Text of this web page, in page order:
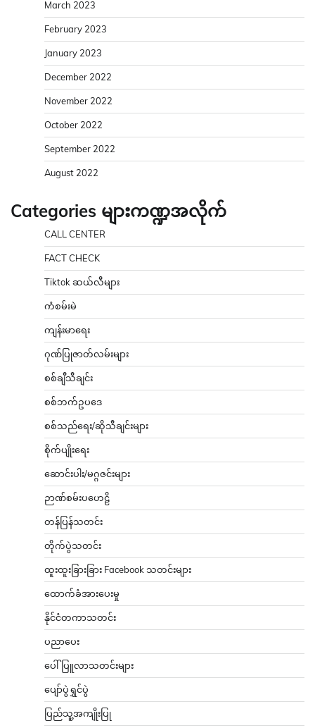
March 2023
February 2023
January 2023
December 2022
November 2022
October 2022
September 2022
August 2022
Categories များကဏ္ဍအလိုက်
CALL CENTER
FACT CHECK
Tiktok ဆယ်လီများ
ကံစမ်းမဲ
ကျန်းမာရေး
ဂုဏ်ပြုဇာတ်လမ်းများ
စစ်ချီသီချင်း
စစ်ဘက်ဥပဒေ
စစ်သည်ရေး/ဆိုသီချင်းများ
စိုက်ပျိုးရေး
ဆောင်းပါး/မဂ္ဂဇင်းများ
ဉာဏ်စမ်းပဟေဠိ
တန်ပြန်သတင်း
တိုက်ပွဲသတင်း
ထူးထူးခြားခြား Facebook သတင်းများ
ထောက်ခံအားပေးမှု
နိုင်ငံတကာသတင်း
ပညာပေး
ပေါ်ပြူလာသတင်းများ
ပျော်ပွဲရွှင်ပွဲ
ပြည်သူ့အကျိုးပြု